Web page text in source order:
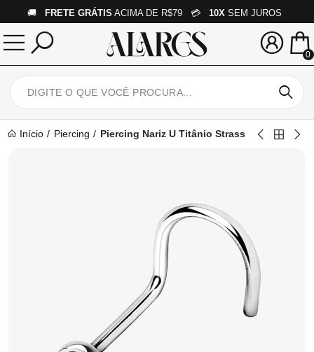
🚚 FRETE GRÁTIS ACIMA DE R$79 💳 10X SEM JUROS
0
Início Piercing Piercing Nariz U Titânio Strass